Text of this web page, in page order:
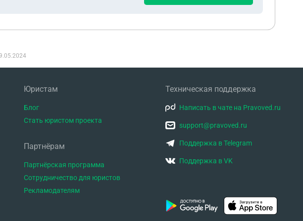
Юристам
Блог
Стать юристом проекта
Партнёрам
Партнёрская программа
Сотрудничество для юристов
Рекламодателям
Техническая поддержка
Написать в чате на Pravoved.ru
support@pravoved.ru
Поддержка в Telegram
Поддержка в VK